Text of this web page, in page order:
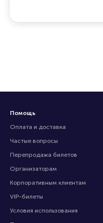
Помощь
Оплата и доставка
Частые вопросы
Перепродажа билетов
Организаторам
Корпоративным клиентам
VIP-билеты
Условия использования